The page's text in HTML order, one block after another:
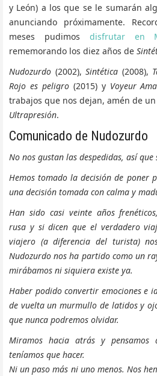
y León) a los que se le sumarán
anunciando próximamente.
meses pudimos disfrutar en
rememorando los diez años de
Nudozurdo (2002),Sintética (2008),
Rojo es peligro(2015) y Voyeur
trabajos que nos dejan, amén de
Ultrapresión.
Comunicado de Nudozurdo
No nos gustan las despedidas, así que
Hemos tomado la decisión de poner
una decisión tomada con calma y
Han sido casi veinte años
rusa y si dicen que el verdadero
viajero (a diferencia del turista)
Nudozurdo nos ha partido como un
mirábamos ni siquiera existe ya.
Haber podido convertir emociones e
de vuelta un murmullo de latidos y
que nunca podremos olvidar.
Miramos hacia atrás y
teníamos que hacer.
Ni un paso más ni uno menos. Nos